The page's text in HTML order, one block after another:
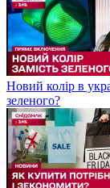
Новий колір в
зеленого?